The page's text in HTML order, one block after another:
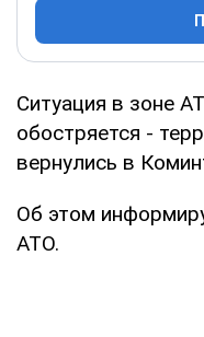
Ситуация в зоне
обостряется -
вернулись в
Об этом
АТО.